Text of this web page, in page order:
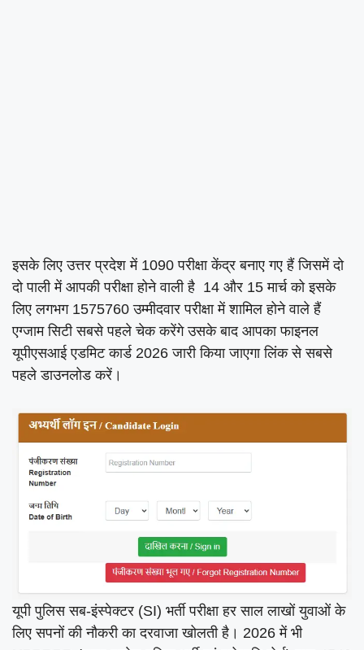
इसके लिए उत्तर प्रदेश में 1090 परीक्षा केंद्र बनाए गए हैं जिसमें दो
दो पाली में आपकी परीक्षा होने वाली है 14 और 15 मार्च को इसके
लिए लगभग 1575760 उम्मीदवार परीक्षा में शामिल होने वाले हैं
एग्जाम सिटी सबसे पहले चेक करेंगे उसके बाद आपका फाइनल
यूपीएसआई एडमिट कार्ड 2026 जारी किया जाएगा लिंक से सबसे
पहले डाउनलोड करें।
यूपी पुलिस सब-इंस्पेक्टर (SI) भर्ती परीक्षा हर साल लाखों युवाओं के
लिए सपनों की नौकरी का दरवाजा खोलती है। 2026 में भी